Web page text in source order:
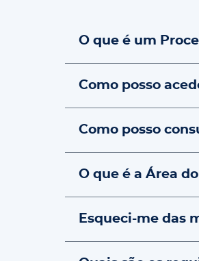
O que é um
Como posso
Como posso
O que é a Área
Esqueci-me das